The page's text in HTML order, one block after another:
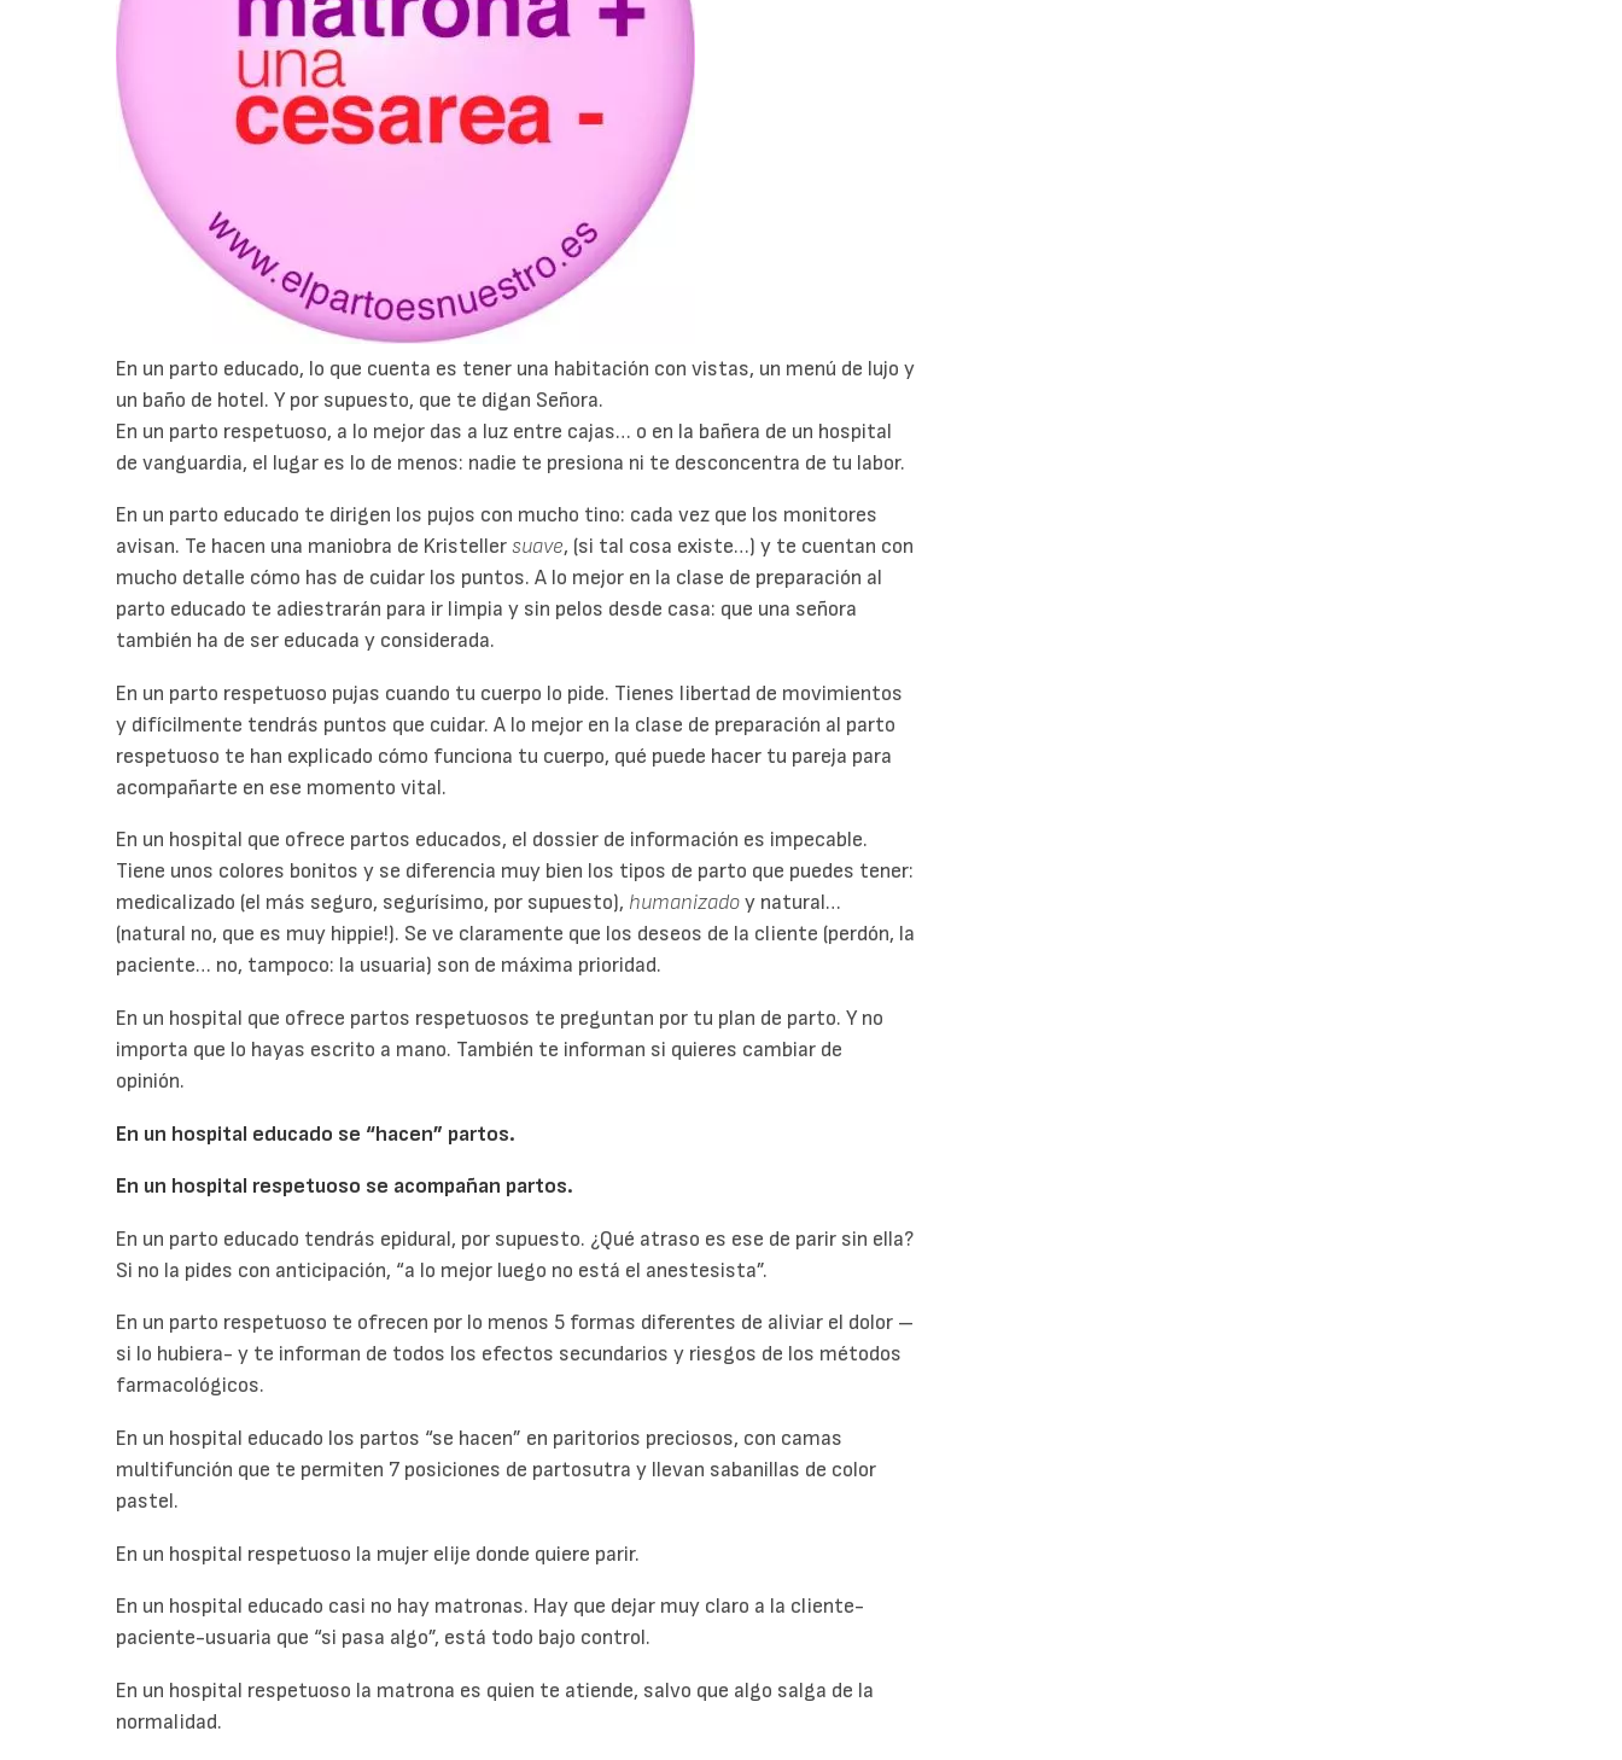
En un parto educado, lo que cuenta es tener una habitación con vistas, un menú de lujo y
un baño de hotel. Y por supuesto, que te digan Señora.
En un parto respetuoso, a lo mejor das a luz entre cajas… o en la bañera de un hospital
de vanguardia, el lugar es lo de menos: nadie te presiona ni te desconcentra de tu labor.
En un parto educado te dirigen los pujos con mucho tino: cada vez que los monitores
avisan. Te hacen una maniobra de Kristeller suave, (si tal cosa existe…) y te cuentan con
mucho detalle cómo has de cuidar los puntos. A lo mejor en la clase de preparación al
parto educado te adiestrarán para ir limpia y sin pelos desde casa: que una señora
también ha de ser educada y considerada.
En un parto respetuoso pujas cuando tu cuerpo lo pide. Tienes libertad de movimientos
y difícilmente tendrás puntos que cuidar. A lo mejor en la clase de preparación al parto
respetuoso te han explicado cómo funciona tu cuerpo, qué puede hacer tu pareja para
acompañarte en ese momento vital.
En un hospital que ofrece partos educados, el dossier de información es impecable.
Tiene unos colores bonitos y se diferencia muy bien los tipos de parto que puedes tener:
medicalizado (el más seguro, segurísimo, por supuesto), humanizadoy natural…
(natural no, que es muy hippie!). Se ve claramente que los deseos de la cliente (perdón, la
paciente… no, tampoco: la usuaria) son de máxima prioridad.
En un hospital que ofrece partos respetuosos te preguntan por tu plan de parto. Y no
importa que lo hayas escrito a mano. También te informan si quieres cambiar de
opinión.
En un hospital educado se “hacen” partos.
En un hospital respetuoso se acompañan partos.
En un parto educado tendrás epidural, por supuesto. ¿Qué atraso es ese de parir sin ella?
Si no la pides con anticipación, “a lo mejor luego no está el anestesista”.
En un parto respetuoso te ofrecen por lo menos 5 formas diferentes de aliviar el dolor –
si lo hubiera- y te informan de todos los efectos secundarios y riesgos de los métodos
farmacológicos.
En un hospital educado los partos “se hacen” en paritorios preciosos, con camas
multifunción que te permiten 7 posiciones de partosutra y llevan sabanillas de color
pastel.
En un hospital respetuoso la mujer elije donde quiere parir.
En un hospital educado casi no hay matronas. Hay que dejar muy claro a la cliente-
paciente-usuaria que “si pasa algo”, está todo bajo control.
En un hospital respetuoso la matrona es quien te atiende, salvo que algo salga de la
normalidad.